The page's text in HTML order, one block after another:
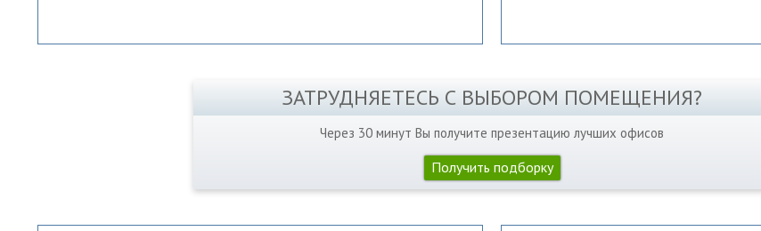
ЗАТРУДНЯЕТЕСЬ С ВЫБОРОМ ПОМЕЩЕНИЯ?
Через 30 минут Вы получите презентацию лучших офисов
Получить подборку